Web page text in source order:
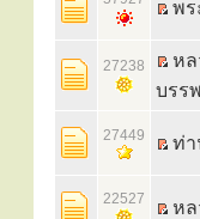
พร
27238
ห
บรร
27449 ท่า
22527 หล